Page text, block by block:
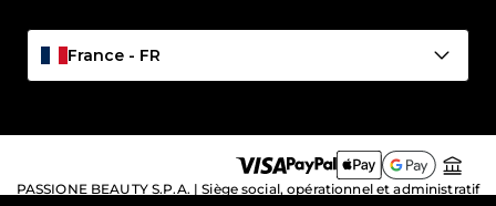
France - FR
PASSIONE BEAUTY S.P.A. | Siège social, opérationnel et administratif